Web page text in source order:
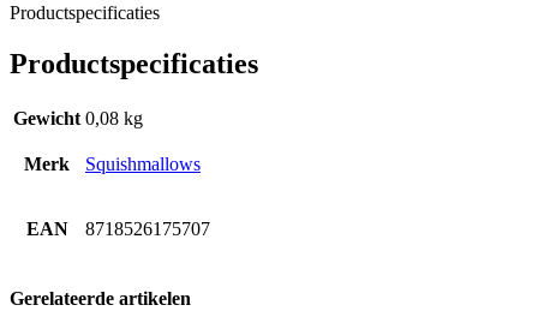
Productspecificaties
Productspecificaties
Gewicht 0,08 kg
Merk Squishmallows
EAN 8718526175707
Gerelateerde artikelen